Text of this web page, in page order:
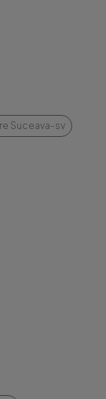
Suceava-sv